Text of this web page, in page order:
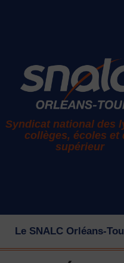
Syndicat national des
collèges, écoles et
supérieur
Le SNALC Orléans-